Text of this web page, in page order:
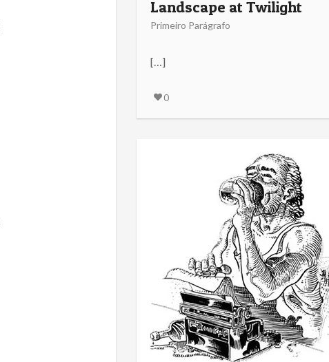
Landscape at Twilight
Primeiro Parágrafo
[…]
0